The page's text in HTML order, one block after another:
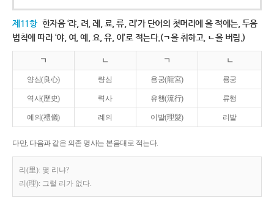
제11항 한자음 ‘랴, 려, 례, 료, 류, 리’가 단어의 첫머리에 올 적에는, 두음
법칙에 따라 ‘야, 여, 예, 요, 유, 이’로 적는다.(ㄱ을 취하고, ㄴ을 버림.)
ㄱ ㄴ ㄱ ㄴ
양심(良心) 량심 용궁(龍宮) 룡궁
역사(歷史) 력사 유행(流行) 류행
예의(禮儀) 례의 이발(理髮) 리발
다만, 다음과 같은 의존 명사는 본음대로 적는다.
리(里): 몇 리냐?
리(理): 그럴 리가 없다.